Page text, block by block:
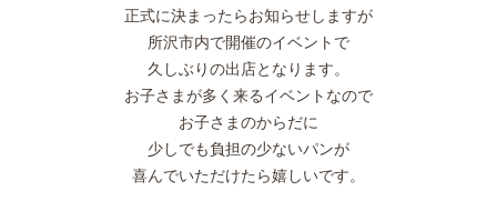
正式に決まったらお知らせしますが
所沢市内で開催のイベントで
久しぶりの出店となります。
お子さまが多く来るイベントなので
お子さまのからだに
少しでも負担の少ないパンが
喜んでいただけたら嬉しいです。